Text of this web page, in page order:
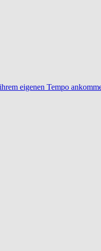
eigenen Tempo